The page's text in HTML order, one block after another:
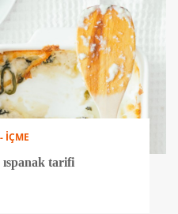
İÇME
ıspanak tarifi